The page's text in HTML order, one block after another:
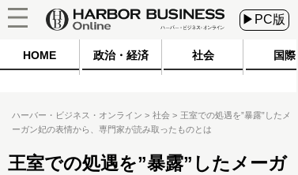
▶PC版
HOME 政治・経済 社会 国際
ハーバー・ビジネス・オンライン 社会
王室での処遇を”暴露”したメ
ーガン妃の表情から、専門家が読み取ったものとは
王室での処遇を”暴露”したメーガ